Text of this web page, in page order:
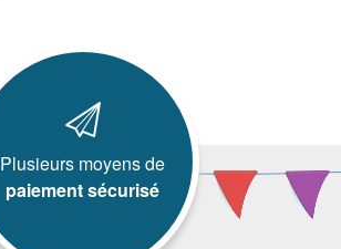
Plusieurs moyens de
paiement sécurisé